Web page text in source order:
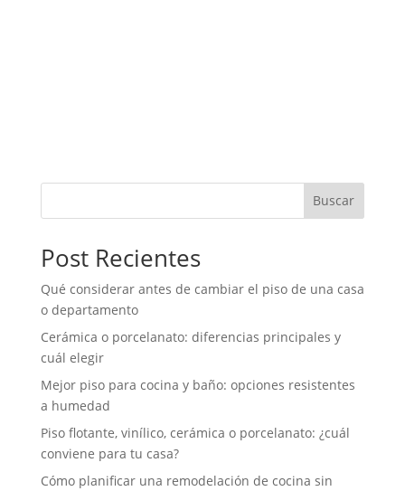
Buscar
Post Recientes
Qué considerar antes de cambiar el piso de una casa
o departamento
Cerámica o porcelanato: diferencias principales y
cuál elegir
Mejor piso para cocina y baño: opciones resistentes
a humedad
Piso flotante, vinílico, cerámica o porcelanato: ¿cuál
conviene para tu casa?
Cómo planificar una remodelación de cocina sin